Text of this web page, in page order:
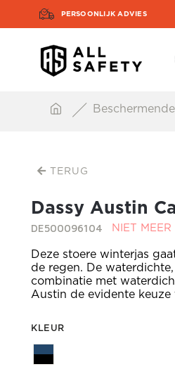
PERSOONLIJK ADVIES
TERUG
Dassy Austin
DE500096104 NIET
Deze stoere winterjas
de regen. De
combinatie met
Austin de evidente
KLEUR